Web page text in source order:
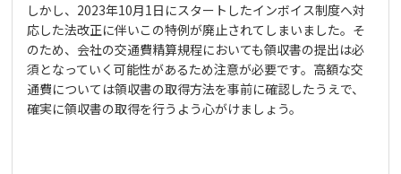
しかし、2023年10月1日にスタートしたインボイス制度へ対
応した法改正に伴いこの特例が廃止されてしまいました。そ
のため、会社の交通費精算規程においても領収書の提出は必
須となっていく可能性があるため注意が必要です。高額な交
通費については領収書の取得方法を事前に確認したうえで、
確実に領収書の取得を行うよう心がけましょう。